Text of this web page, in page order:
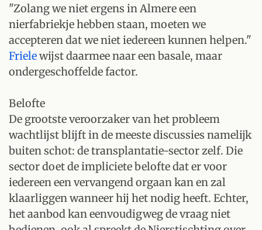
"Zolang we niet ergens in Almere een
nierfabriekje hebben staan, moeten we
accepteren dat we niet iedereen kunnen helpen."
Frielewijst daarmee naar een basale, maar
ondergeschoffelde factor.
Belofte
De grootste veroorzaker van het probleem
wachtlijst blijft in de meeste discussies namelijk
buiten schot: de transplantatie-sector zelf. Die
sector doet de impliciete belofte dat er voor
iedereen een vervangend orgaan kan en zal
klaarliggen wanneer hij het nodig heeft. Echter,
het aanbod kan eenvoudigweg de vraag niet